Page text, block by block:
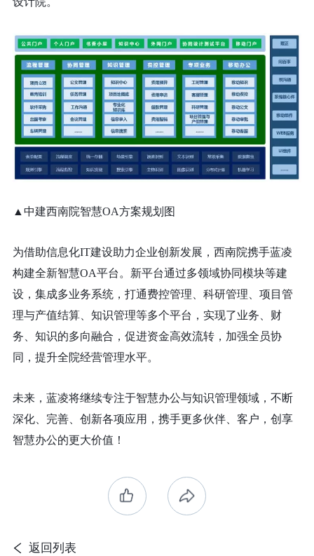
▲中建西南院智慧OA方案规划图
为借助信息化IT建设助力企业创新发展，西南院携手蓝凌
构建全新智慧OA平台。新平台通过多领域协同模块等建
设，集成多业务系统，打通费控管理、科研管理、项目管
理与产值结算、知识管理等多个平台，实现了业务、财
务、知识的多向融合，促进资金高效流转，加强全员协
同，提升全院经营管理水平。
未来，蓝凌将继续专注于智慧办公与知识管理领域，不断
深化、完善、创新各项应用，携手更多伙伴、客户，创享
智慧办公的更大价值！
返回列表